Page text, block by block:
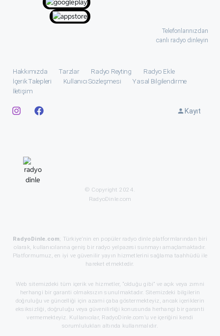
Telefonlarınızdan
canlı radyo dinleyin
Hakkımızda Tarzlar Radyo Reyting
Radyo Ekle
İçerik Talepleri
Kullanıcı Sözleşmesi
Yasal Bilgilendirme
İletişim
Kayıt
© Copyright 2024.
RadyoDinle.com
RadyoDinle.com; Türkiye’nin en popüler radyo dinle platformlarından biri
olarak, kullanıcılarına geniş bir radyo yelpazesi sunmayı amaçlamaktadır.
Platformumuz, en iyi ve güvenilir yayın hizmetlerini sağlama taahhüdü ile
hareket etmektedir.
Web sitemizdeki tüm içerik ve hizmetler, “olduğu gibi” ve açık veya zımni
herhangi bir garanti olmaksızın sunulmaktadır. Sitemizdeki bilgilerin
doğruluğu ve güncelliği için azami çaba göstermekteyiz, ancak içeriklerin
eksiksizliği, doğruluğu veya güvenilirliği konusunda herhangi bir garanti
vermemekteyiz. Kullanıcılar, RadyoDinle.com’u ve içeriğini kendi
sorumlulukları altında kullanmalıdır.